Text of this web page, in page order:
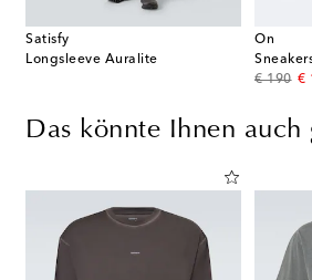
Satisfy
Longsleeve Auralite
On
€ 190
original€
Das könnte Ihnen auch